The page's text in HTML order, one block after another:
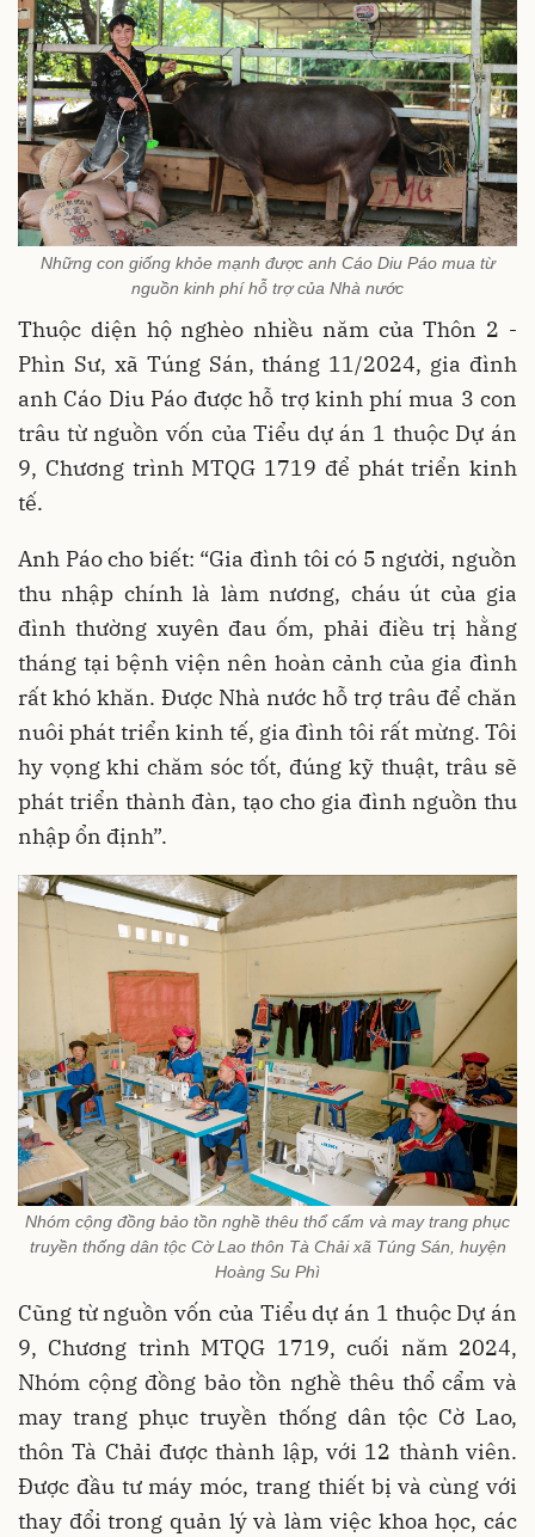
Những con giống khỏe mạnh được anh Cáo Diu Páo mua từ
nguồn kinh phí hỗ trợ của Nhà nước
Thuộc diện hộ nghèo nhiều năm của Thôn 2 -
Phìn Sư, xã Túng Sán, tháng 11/2024, gia đình
anh Cáo Diu Páo được hỗ trợ kinh phí mua 3 con
trâu từ nguồn vốn của Tiểu dự án 1 thuộc Dự án
9, Chương trình MTQG 1719 để phát triển kinh
tế.
Anh Páo cho biết: “Gia đình tôi có 5 người, nguồn
thu nhập chính là làm nương, cháu út của gia
đình thường xuyên đau ốm, phải điều trị hằng
tháng tại bệnh viện nên hoàn cảnh của gia đình
rất khó khăn. Được Nhà nước hỗ trợ trâu để chăn
nuôi phát triển kinh tế, gia đình tôi rất mừng. Tôi
hy vọng khi chăm sóc tốt, đúng kỹ thuật, trâu sẽ
phát triển thành đàn, tạo cho gia đình nguồn thu
nhập ổn định”.
Nhóm cộng đồng bảo tồn nghề thêu thổ cẩm và may trang phục
truyền thống dân tộc Cờ Lao thôn Tà Chải xã Túng Sán, huyện
Hoàng Su Phì
Cũng từ nguồn vốn của Tiểu dự án 1 thuộc Dự án
9, Chương trình MTQG 1719, cuối năm 2024,
Nhóm cộng đồng bảo tồn nghề thêu thổ cẩm và
may trang phục truyền thống dân tộc Cờ Lao,
thôn Tà Chải được thành lập, với 12 thành viên.
Được đầu tư máy móc, trang thiết bị và cùng với
thay đổi trong quản lý và làm việc khoa học, các